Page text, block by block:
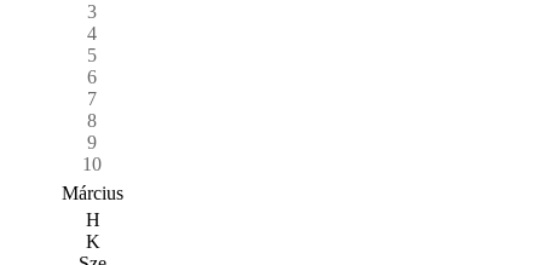
3
4
5
6
7
8
9
10
Március
H
K